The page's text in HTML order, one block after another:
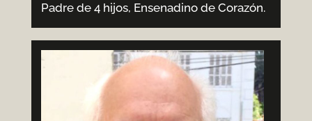
Padre de 4 hijos, Ensenadino de Corazón.